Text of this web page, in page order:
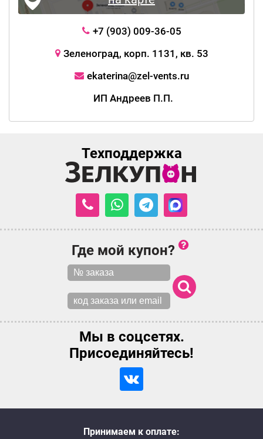
+7 (903) 009-36-05
Зеленоград, корп. 1131, кв. 53
ekaterina@zel-vents.ru
ИП Андреев П.П.
Техподдержка
Где мой купон?
Мы в соцсетях.
Присоединяйтесь!
Принимаем к оплате: